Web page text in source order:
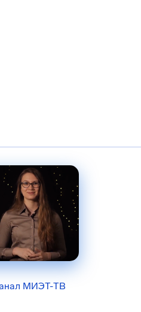
МИЭТ-ТВ